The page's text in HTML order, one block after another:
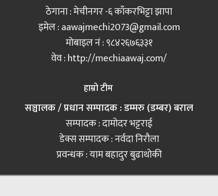
ठेगाना : मेचीनगर -६ काँकरभिट्टा झापा
इमेल :aawajmechi2073@gmail.com
मोबाइल नं‍ : ९८४२६७६३३१
वेव : http://mechiaawaj.com/
हाम्रो टीम
सञ्चालक / प्रधान सम्पादक : डम्मरु (डम्बर) बराल
सम्पादक : दामोदर भट्टराई
डेक्स सम्पादक : नर्वदा निरौला
प्रवन्धक : याम बहादुर बुढाथोकी